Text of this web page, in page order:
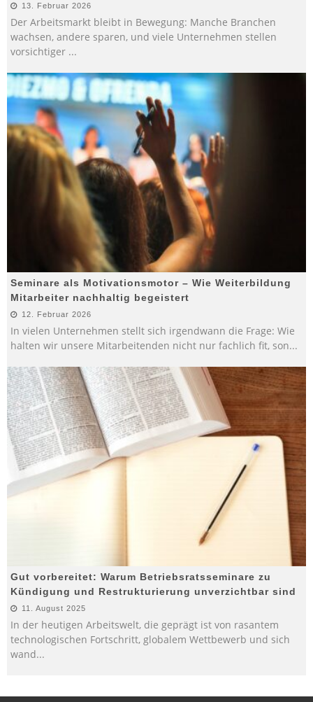
13. Februar 2026
Der Arbeitsmarkt bleibt in Bewegung: Manche Branchen
wachsen, andere sparen, und viele Unternehmen stellen
vorsichtiger ...
Seminare als Motivationsmotor – Wie Weiterbildung
Mitarbeiter nachhaltig begeistert
12. Februar 2026
In vielen Unternehmen stellt sich irgendwann die Frage: Wie
halten wir unsere Mitarbeitenden nicht nur fachlich fit, son...
Gut vorbereitet: Warum Betriebsratsseminare zu
Kündigung und Restrukturierung unverzichtbar sind
11. August 2025
In der heutigen Arbeitswelt, die geprägt ist von rasantem
technologischen Fortschritt, globalem Wettbewerb und sich
wand...